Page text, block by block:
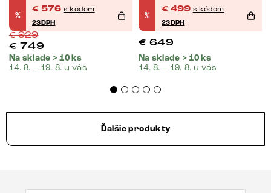
%
€ 576 s kódom
23DPH
€929
€ 749
Na sklade > 10 ks
14. 8. – 19. 8. u vás
%
€ 499 s kódom
23DPH
€ 649
Na sklade > 10 ks
14. 8. – 19. 8. u vás
Ďalšie produkty